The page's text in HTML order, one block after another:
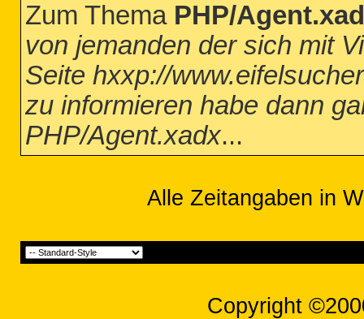
Zum Thema PHP/
von jemanden der sich mit
Seite hxxp://
zu informieren habe dann
PHP/Agent.xadx...
Alle Zeitangaben in
Copyright